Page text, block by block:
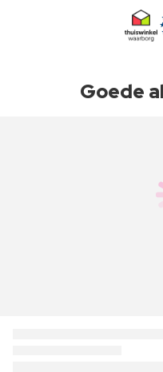
Goede